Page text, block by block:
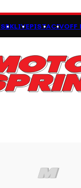
SBKLIVEPISTACIVOFF